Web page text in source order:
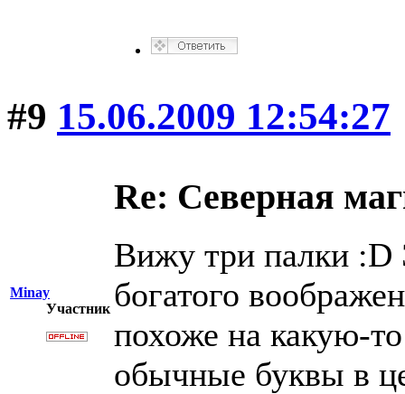
#9 15.06.2009 12:54:27
Minay
Участник
Re: Северная
Вижу три палки :D
богатого
похоже на какую-
обычные буквы в